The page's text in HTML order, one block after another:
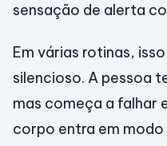
sensação de alerta
Em várias rotinas,
silencioso. A pessoa
mas começa a falhar
corpo entra em